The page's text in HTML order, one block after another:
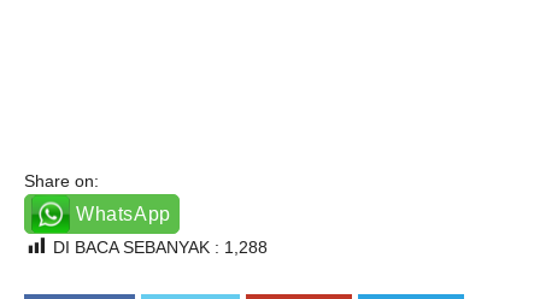
Share on:
WhatsApp
DI BACA SEBANYAK : 1,288